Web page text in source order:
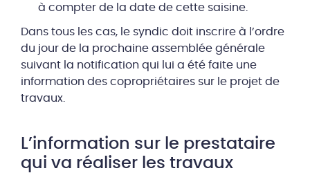
à compter de la date de cette saisine.
Dans tous les cas, le syndic doit inscrire à l’ordre
du jour de la prochaine assemblée générale
suivant la notification qui lui a été faite une
information des copropriétaires sur le projet de
travaux.
L’information sur le prestataire
qui va réaliser les travaux